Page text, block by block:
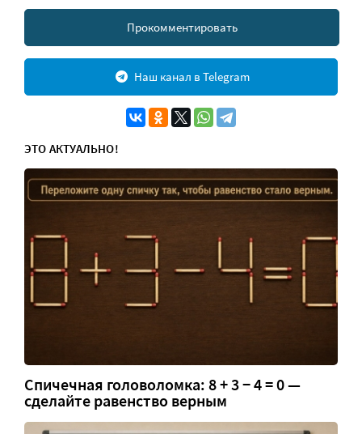
Прокомментировать
Наш канал в Telegram
ЭТО АКТУАЛЬНО!
Спичечная головоломка: 8 + 3 − 4 = 0 —
сделайте равенство верным